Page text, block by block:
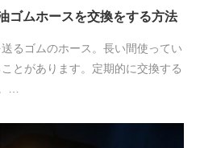
ゴムホースを交換をする方法
るゴムのホース。長い間使ってい
とがあります。定期的に交換する
…